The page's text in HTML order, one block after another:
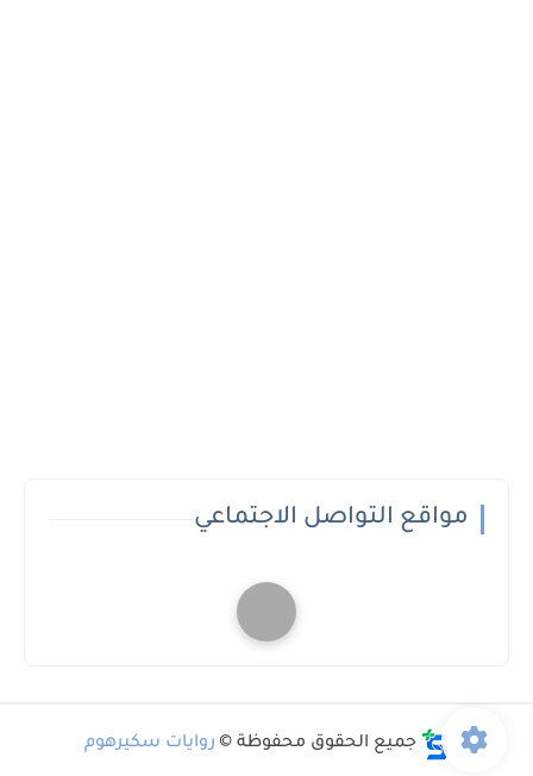
مواقع التواصل الاجتماعي
جميع الحقوق محفوظة © روايات سكيرهوم